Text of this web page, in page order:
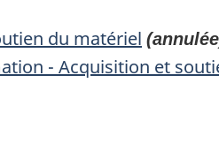
du matériel
- Acquisition et